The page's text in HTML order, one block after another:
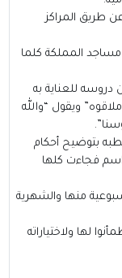
طريق المراكز
المملكة كلما
للعناية به
ويقول “والله
بتوضيح أحكام
فجاءت كلها
منها والشهرية
لها ولاختياراته